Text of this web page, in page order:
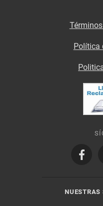
Política
NUESTRAS